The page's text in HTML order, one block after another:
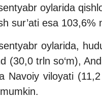
oylarida
sur’ati esa 103,6%
oylarida,
(30,0 trln so‘m),
Navoiy viloyati